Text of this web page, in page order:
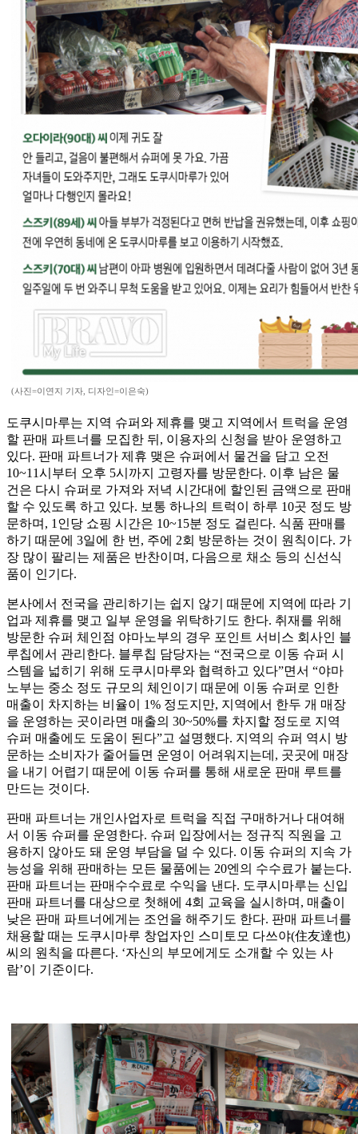
(사진=이연지 기자, 디자인=이은숙)
도쿠시마루는 지역 슈퍼와 제휴를 맺고 지역에서 트럭을 운영
할 판매 파트너를 모집한 뒤, 이용자의 신청을 받아 운영하고
있다. 판매 파트너가 제휴 맺은 슈퍼에서 물건을 담고 오전
10~11시부터 오후 5시까지 고령자를 방문한다. 이후 남은 물
건은 다시 슈퍼로 가져와 저녁 시간대에 할인된 금액으로 판매
할 수 있도록 하고 있다. 보통 하나의 트럭이 하루 10곳 정도 방
문하며, 1인당 쇼핑 시간은 10~15분 정도 걸린다. 식품 판매를
하기 때문에 3일에 한 번, 주에 2회 방문하는 것이 원칙이다. 가
장 많이 팔리는 제품은 반찬이며, 다음으로 채소 등의 신선식
품이 인기다.
본사에서 전국을 관리하기는 쉽지 않기 때문에 지역에 따라 기
업과 제휴를 맺고 일부 운영을 위탁하기도 한다. 취재를 위해
방문한 슈퍼 체인점 야마노부의 경우 포인트 서비스 회사인 블
루칩에서 관리한다. 블루칩 담당자는 “전국으로 이동 슈퍼 시
스템을 넓히기 위해 도쿠시마루와 협력하고 있다”면서 “야마
노부는 중소 정도 규모의 체인이기 때문에 이동 슈퍼로 인한
매출이 차지하는 비율이 1% 정도지만, 지역에서 한두 개 매장
을 운영하는 곳이라면 매출의 30~50%를 차지할 정도로 지역
슈퍼 매출에도 도움이 된다”고 설명했다. 지역의 슈퍼 역시 방
문하는 소비자가 줄어들면 운영이 어려워지는데, 곳곳에 매장
을 내기 어렵기 때문에 이동 슈퍼를 통해 새로운 판매 루트를
만드는 것이다.
판매 파트너는 개인사업자로 트럭을 직접 구매하거나 대여해
서 이동 슈퍼를 운영한다. 슈퍼 입장에서는 정규직 직원을 고
용하지 않아도 돼 운영 부담을 덜 수 있다. 이동 슈퍼의 지속 가
능성을 위해 판매하는 모든 물품에는 20엔의 수수료가 붙는다.
판매 파트너는 판매수수료로 수익을 낸다. 도쿠시마루는 신입
판매 파트너를 대상으로 첫해에 4회 교육을 실시하며, 매출이
낮은 판매 파트너에게는 조언을 해주기도 한다. 판매 파트너를
채용할 때는 도쿠시마루 창업자인 스미토모 다쓰야(住友達也)
씨의 원칙을 따른다. ‘자신의 부모에게도 소개할 수 있는 사
람’이 기준이다.